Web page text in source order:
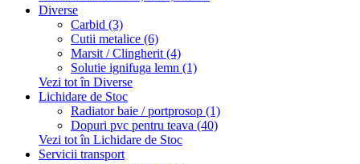
Diverse
Carbid (3)
Cutii metalice (6)
Marsit / Clingherit (4)
Solutie ignifuga lemn (1)
Vezi tot în Diverse
Lichidare de Stoc
Radiator baie / portprosop (1)
Dopuri pvc pentru teava (40)
Vezi tot în Lichidare de Stoc
Servicii transport